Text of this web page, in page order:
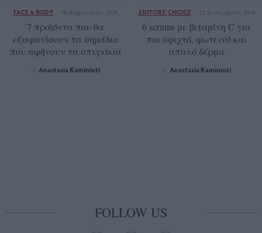
FACE & BODY 06 Φεβρουαρίου 2018
7 προϊόντα που θα
εξαφανίσουν τα σημάδια
που αφήνουν τα σπυράκια
Anastasia Kaminioti
EDITORS' CHOICE 28 Σεπτεμβρίου 2018
6 serums με βιταμίνη C για
πιο σφιχτό, φωτεινό και
απαλό δέρμα
Anastasia Kaminioti
FOLLOW US